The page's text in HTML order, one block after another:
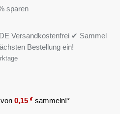
sparen
Versandkostenfrei ✔ Sammel
Bestellung ein!
0,15 € sammeln!*